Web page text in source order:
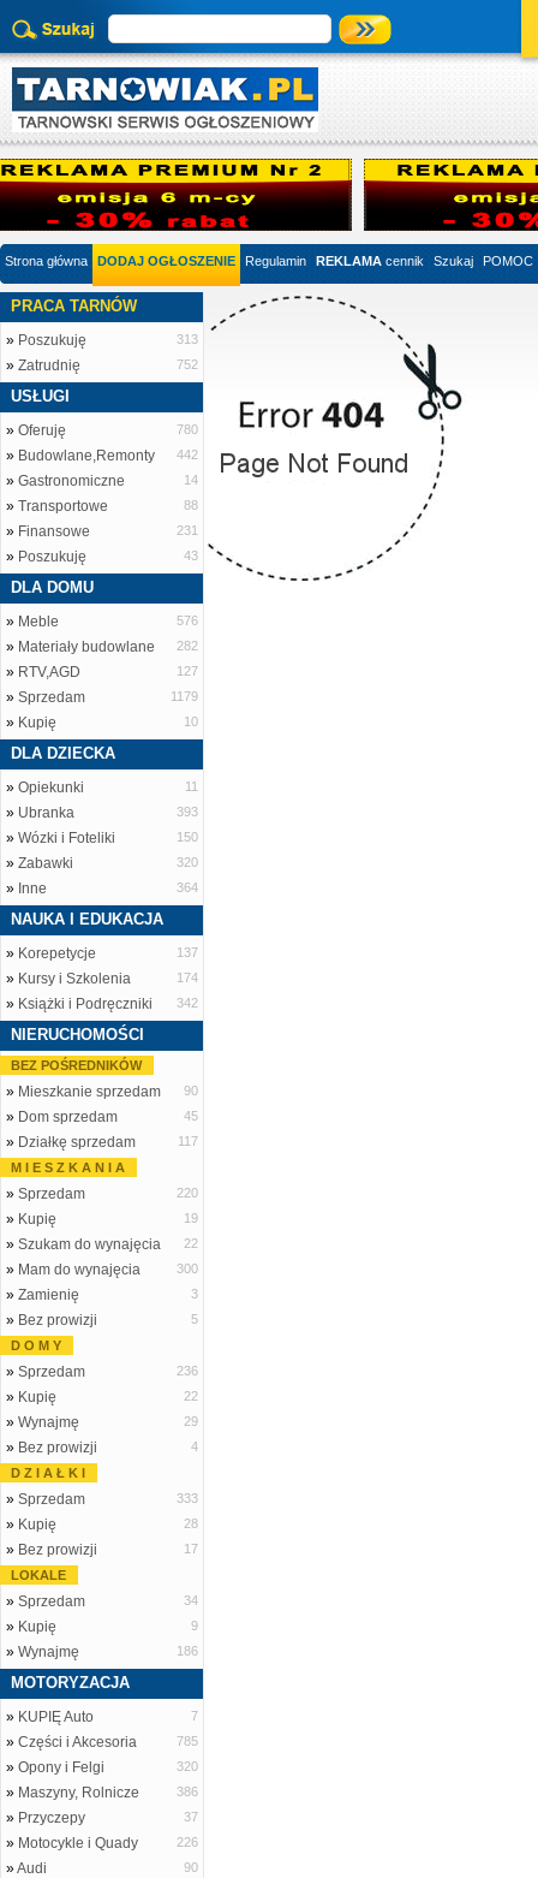
Strona główna DODAJ OGŁOSZENIE Regulamin REKLAMA cennik Szukaj POMOC
PRACA TARNÓW
» Poszukuję 313
» Zatrudnię 752
USŁUGI
» Oferuję 780
» Budowlane,Remonty 442
» Gastronomiczne 14
» Transportowe 88
» Finansowe 231
» Poszukuję 43
DLA DOMU
» Meble 576
» Materiały budowlane 282
» RTV,AGD 127
» Sprzedam 1179
» Kupię 10
DLA DZIECKA
» Opiekunki 11
» Ubranka 393
» Wózki i Foteliki 150
» Zabawki 320
» Inne 364
NAUKA I EDUKACJA
» Korepetycje 137
» Kursy i Szkolenia 174
» Książki i Podręczniki 342
NIERUCHOMOŚCI
BEZ POŚREDNIKÓW
» Mieszkanie sprzedam 90
» Dom sprzedam 45
» Działkę sprzedam
117
M I E S Z K A N I A
» Sprzedam 220
» Kupię 19
» Szukam do wynajęcia 22
» Mam do wynajęcia 300
» Zamienię 3
» Bez prowizji
5
D O M Y
» Sprzedam 236
» Kupię 22
» Wynajmę 29
» Bez prowizji
4
D Z I A Ł K I
» Sprzedam 333
» Kupię 28
» Bez prowizji
17
LOKALE
» Sprzedam 34
» Kupię 9
» Wynajmę 186
MOTORYZACJA
» KUPIĘ Auto 7
» Części i Akcesoria 785
» Opony i Felgi 320
» Maszyny, Rolnicze 386
» Przyczepy 37
» Motocykle i Quady 226
»Audi 90